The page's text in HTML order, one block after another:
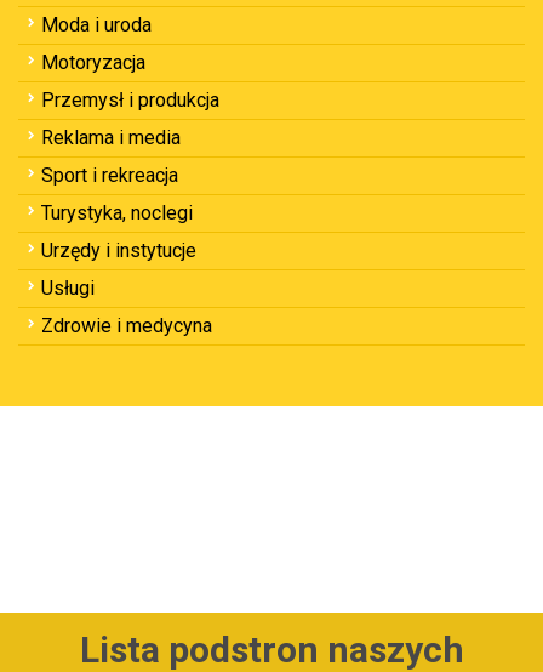
Moda i uroda
Motoryzacja
Przemysł i produkcja
Reklama i media
Sport i rekreacja
Turystyka, noclegi
Urzędy i instytucje
Usługi
Zdrowie i medycyna
Lista podstron naszych